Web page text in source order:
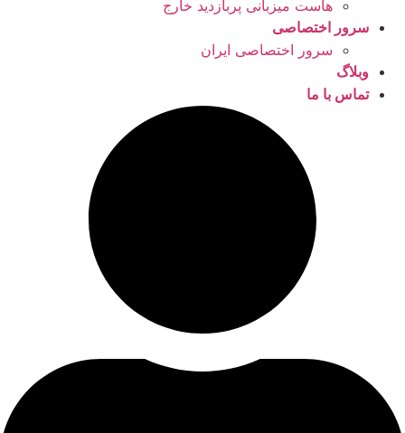
هاست میزبانی پربازدید خارج
سرور اختصاصی
سرور اختصاصی ایران
وبلاگ
تماس با ما